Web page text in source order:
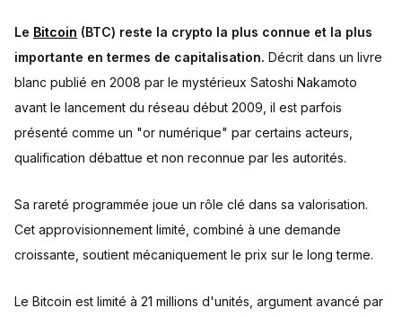
Le Bitcoin (BTC) reste la crypto la plus connue et la plus
importante en termes de capitalisation. Décrit dans un livre
blanc publié en 2008 par le mystérieux Satoshi Nakamoto
avant le lancement du réseau début 2009, il est parfois
présenté comme un "or numérique" par certains acteurs,
qualification débattue et non reconnue par les autorités.
Sa rareté programmée joue un rôle clé dans sa valorisation.
Cet approvisionnement limité, combiné à une demande
croissante, soutient mécaniquement le prix sur le long terme.
Le Bitcoin est limité à 21 millions d'unités, argument avancé par